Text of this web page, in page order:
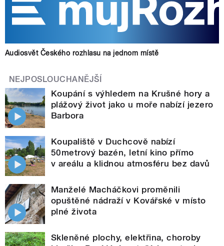
Audiosvět Českého rozhlasu na jednom místě
NEJPOSLOUCHANĚJŠÍ
Koupání s výhledem na Krušné hory a
plážový život jako u moře nabízí jezero
Barbora
Koupaliště v Duchcově nabízí
50metrový bazén, letní kino přímo
v areálu a klidnou atmosféru bez davů
Manželé Macháčkovi proměnili
opuštěné nádraží v Kovářské v místo
plné života
Skleněné plochy, elektřina, choroby